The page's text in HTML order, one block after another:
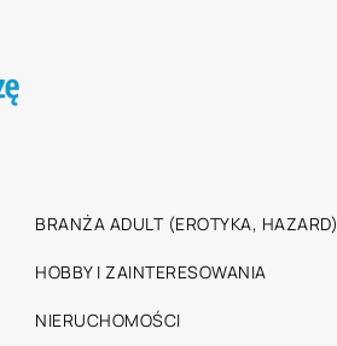
BRANŻA ADULT (EROTYKA, HAZARD)
HOBBY I ZAINTERESOWANIA
NIERUCHOMOŚCI